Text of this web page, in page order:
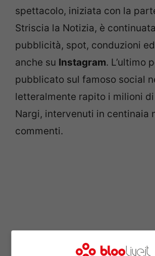
spettacolo, iniziata con la
Striscia la Notizia, è
pubblicità, spot, conduzioni
anche su Instagram. L’ultimo
pubblicato sul famoso social
letteralmente rapito i milioni
Nargi, intervenuti in centinaia
commenti.